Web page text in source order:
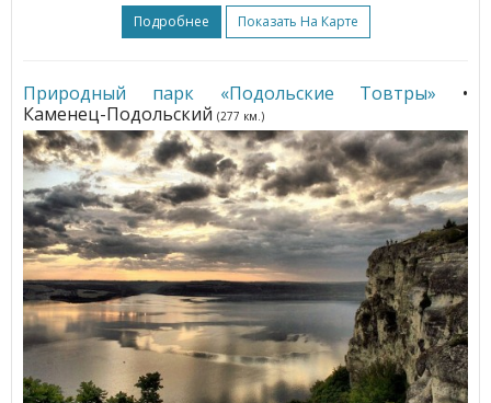
Подробнее Показать На Карте
Природный парк «Подольские Товтры»
•
Каменец-Подольский (277 км.)